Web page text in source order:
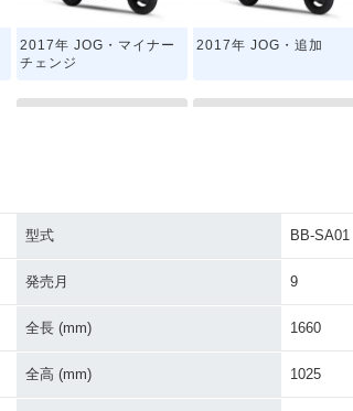
2017年 JOG・マイナー
チェンジ
2017年 JOG・追加
2012年 ローシートJOG
型式 BB-SA01
発売月 9
全長 (mm) 1660
全高 (mm) 1025